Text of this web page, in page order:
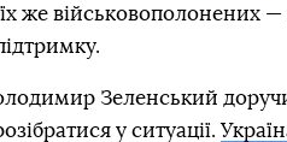
же військовополонених
Зеленський
у ситуації.